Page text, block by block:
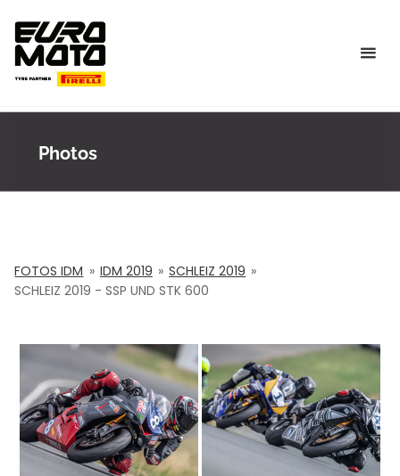
content
Photos
FOTOS IDM » IDM 2019 » SCHLEIZ 2019 »
SCHLEIZ 2019 - SSP UND STK 600